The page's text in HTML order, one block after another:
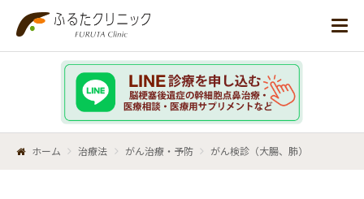
ホーム 治療法 がん治療・予防 がん検診（大腸、肺）